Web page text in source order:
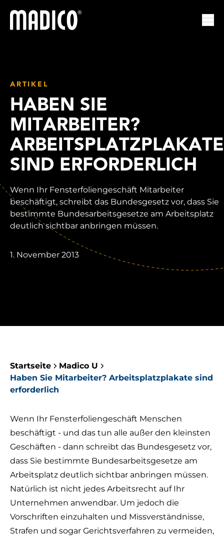
Madico
ARTIKEL
HABEN SIE
MITARBEITER?
ARBEITSPLATZPLAKATE
SIND ERFORDERLICH
Wenn Ihr Fensterfoliengeschäft Mitarbeiter
beschäftigt, schreibt das Bundesgesetz vor, dass Sie
bestimmte Bundesarbeitsgesetze am Arbeitsplatz
deutlich sichtbar anbringen müssen.
1. November 2013
Startseite
Madico U
Haben Sie Mitarbeiter? Arbeitsplatzplakate sind
erforderlich
Wenn Ihr Fensterfoliengeschäft Menschen
beschäftigt - und das tun alle außer den kleinsten
Geschäften - dann schreibt das Bundesgesetz vor,
dass Sie bestimmte Bundesarbeitsgesetze am
Arbeitsplatz deutlich sichtbar anbringen müssen.
Natürlich ist nicht jedes Arbeitsrecht auf Ihr
Unternehmen anwendbar. Um jedoch die
Vorschriften einzuhalten und Missverständnisse,
Strafen und sogar Gerichtsverfahren zu vermeiden,